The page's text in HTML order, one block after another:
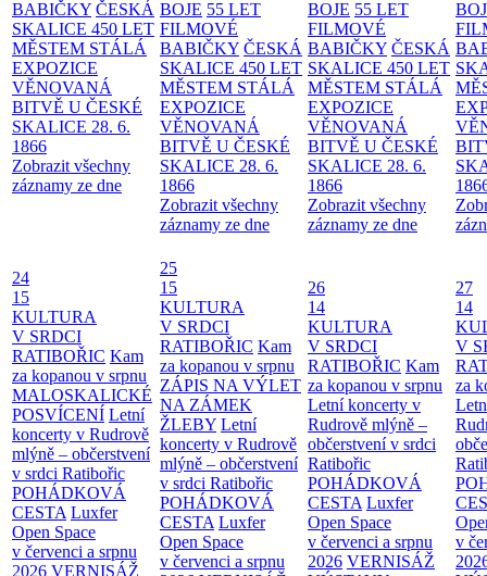
BABIČKY ČESKÁ
SKALICE 450 LET
MĚSTEM STÁLÁ
EXPOZICE
VĚNOVANÁ
BITVĚ U ČESKÉ
SKALICE 28. 6.
1866
Zobrazit všechny
záznamy ze dne
BOJE 55 LET
FILMOVÉ
BABIČKY ČESKÁ
SKALICE 450 LET
MĚSTEM STÁLÁ
EXPOZICE
VĚNOVANÁ
BITVĚ U ČESKÉ
SKALICE 28. 6.
1866
Zobrazit všechny
záznamy ze dne
BOJE 55 LET
FILMOVÉ
BABIČKY ČESKÁ
SKALICE 450 LET
MĚSTEM STÁLÁ
EXPOZICE
VĚNOVANÁ
BITVĚ U ČESKÉ
SKALICE 28. 6.
1866
Zobrazit všechny
záznamy ze dne
24
15
KULTURA
V SRDCI
RATIBOŘIC Kam
za kopanou v srpnu
MALOSKALICKÉ
POSVÍCENÍ Letní
koncerty v Rudrově
mlýně – občerstvení
v srdci Ratibořic
POHÁDKOVÁ
CESTA Luxfer
Open Space
v červenci a srpnu
2026 VERNISÁŽ
25
15
KULTURA
V SRDCI
RATIBOŘIC Kam
za kopanou v srpnu
ZÁPIS NA VÝLET
NA ZÁMEK
ŽLEBY Letní
koncerty v Rudrově
mlýně – občerstvení
v srdci Ratibořic
POHÁDKOVÁ
CESTA Luxfer
Open Space
v červenci a srpnu
26
14
KULTURA
V SRDCI
RATIBOŘIC Kam
za kopanou v srpnu
Letní koncerty v
Rudrově mlýně –
občerstvení v srdci
Ratibořic
POHÁDKOVÁ
CESTA Luxfer
Open Space
v červenci a srpnu
2026 VERNISÁŽ
27
14
V
za
v